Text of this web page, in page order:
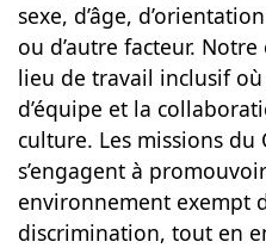
sexe, d’âge,
ou d’autre facteur.
lieu de travail inclusif
d’équipe et la
culture. Les missions du
s’engagent à
environnement exempt
discrimination, tout en